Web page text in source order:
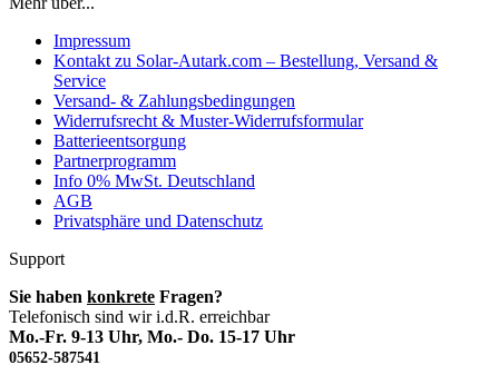
Impressum
Kontakt zu Solar-Autark.com – Bestellung, Versand &
Service
Versand- & Zahlungsbedingungen
Widerrufsrecht & Muster-Widerrufsformular
Batterieentsorgung
Partnerprogramm
Info 0% MwSt. Deutschland
AGB
Privatsphäre und Datenschutz
Support
Sie haben konkrete Fragen?
Telefonisch sind wir i.d.R. erreichbar
Mo.-Fr. 9-13 Uhr, Mo.- Do. 15-17 Uhr
05652-587541